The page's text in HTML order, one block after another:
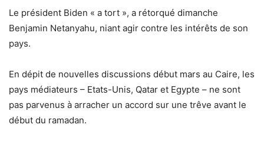
Le président Biden « a tort », a rétorqué dimanche
Benjamin Netanyahu, niant agir contre les intérêts de son
pays.
En dépit de nouvelles discussions début mars au Caire, les
pays médiateurs – Etats-Unis, Qatar et Egypte – ne sont
pas parvenus à arracher un accord sur une trêve avant le
début du ramadan.